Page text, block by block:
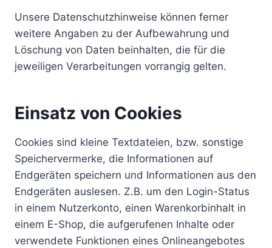
Unsere Datenschutzhinweise können ferner
weitere Angaben zu der Aufbewahrung und
Löschung von Daten beinhalten, die für die
jeweiligen Verarbeitungen vorrangig gelten.
Einsatz von Cookies
Cookies sind kleine Textdateien, bzw. sonstige
Speichervermerke, die Informationen auf
Endgeräten speichern und Informationen aus den
Endgeräten auslesen. Z.B. um den Login-Status
in einem Nutzerkonto, einen Warenkorbinhalt in
einem E-Shop, die aufgerufenen Inhalte oder
verwendete Funktionen eines Onlineangebotes